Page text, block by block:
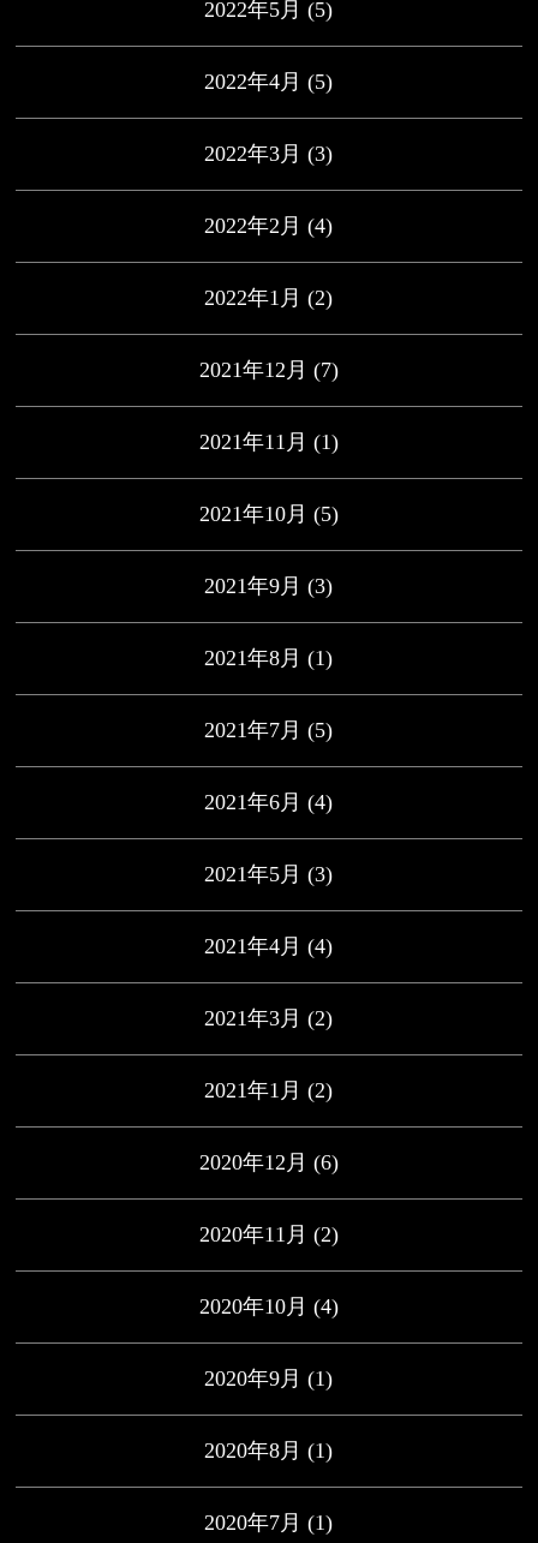
2022年5月 (5)
2022年4月 (5)
2022年3月 (3)
2022年2月 (4)
2022年1月 (2)
2021年12月 (7)
2021年11月 (1)
2021年10月 (5)
2021年9月 (3)
2021年8月 (1)
2021年7月 (5)
2021年6月 (4)
2021年5月 (3)
2021年4月 (4)
2021年3月 (2)
2021年1月 (2)
2020年12月 (6)
2020年11月 (2)
2020年10月 (4)
2020年9月 (1)
2020年8月 (1)
2020年7月 (1)